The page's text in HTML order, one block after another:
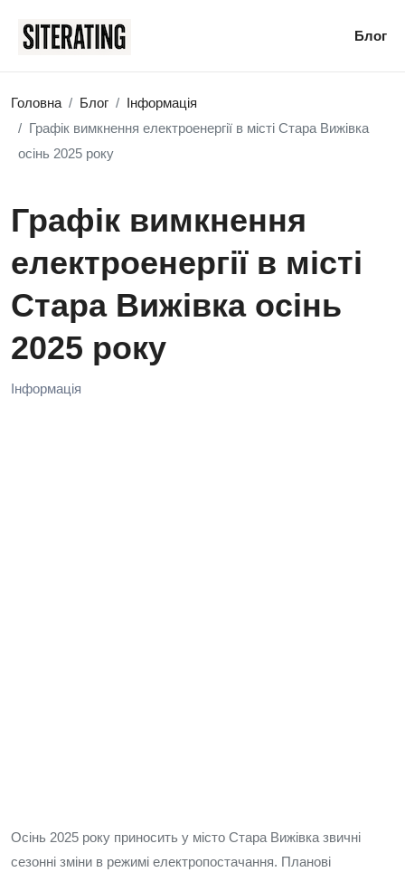
Блог
Головна Блог
Інформація
Графік вимкнення електроенергії в місті Стара Вижівка
осінь 2025 року
Графік вимкнення
електроенергії в місті
Стара Вижівка осінь
2025 року
Інформація
Осінь 2025 року приносить у місто Стара Вижівка звичні
сезонні зміни в режимі електропостачання. Планові